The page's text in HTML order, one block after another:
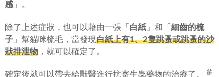
感 」。
除了上述症狀，也可以藉由一張「 白紙 」和「 細齒的梳
子 」幫貓咪梳毛，當發現白紙上有1、2隻跳蚤或跳蚤的沙
狀排泄物 ，就可以確定了。
確定後就可以帶去給獸醫進行抗寄生蟲藥物的治療了。 參